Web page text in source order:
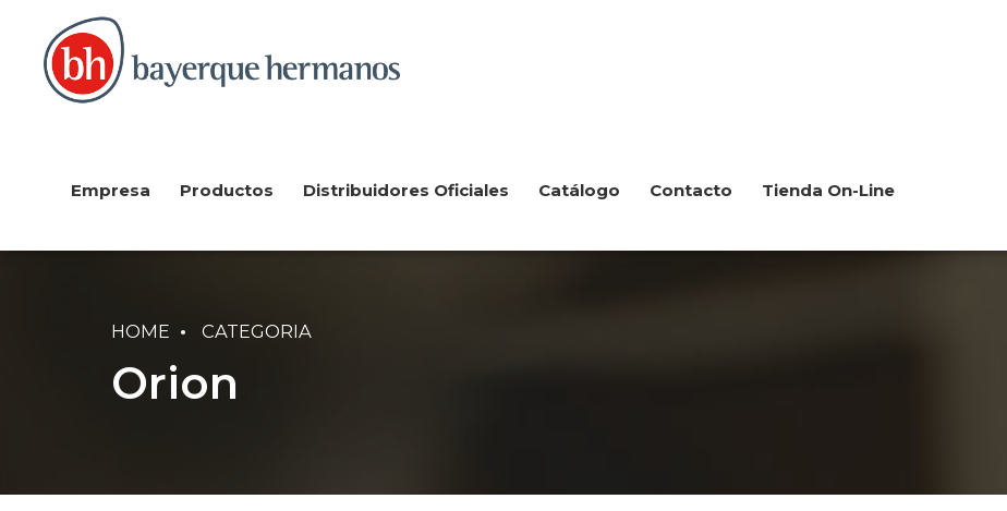
Empresa Productos Distribuidores Oficiales Catálogo Contacto Tienda On-Line
HOME CATEGORIA
Orion